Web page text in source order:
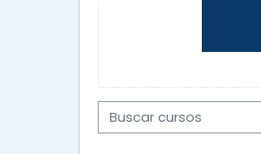
Buscar cursos